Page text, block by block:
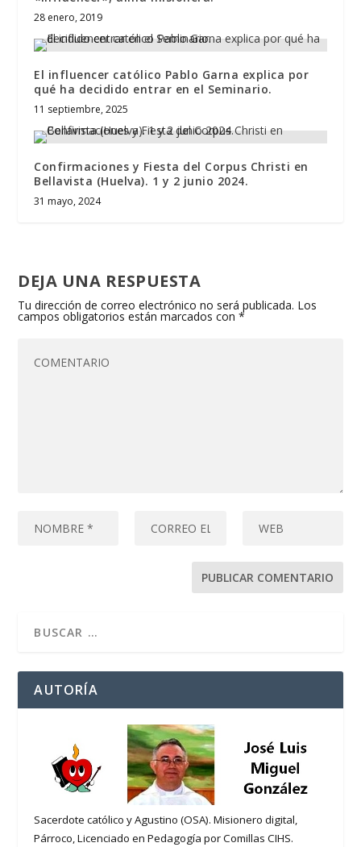
28 enero, 2019
El influencer católico Pablo Garna explica por
qué ha decidido entrar en el Seminario.
11 septiembre, 2025
Confirmaciones y Fiesta del Corpus Christi en
Bellavista (Huelva). 1 y 2 junio 2024.
31 mayo, 2024
DEJA UNA RESPUESTA
Tu dirección de correo electrónico no será publicada. Los
campos obligatorios están marcados con*
AUTORÍA
Sacerdote católico y Agustino (OSA). Misionero digital,
Párroco, Licenciado en Pedagogía por Comillas CIHS.